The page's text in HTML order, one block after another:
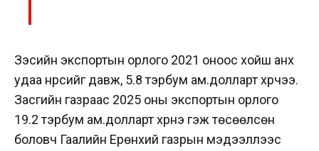
Зэсийн экспортын орлого 2021 оноос хойш анх
удаа нүүрсийг давж, 5.8 тэрбум ам.долларт хүрчээ.
Засгийн газраас 2025 оны экспортын орлого
19.2 тэрбум ам.долларт хүрнэ гэж төсөөлсөн
боловч Гаалийн Ерөнхий газрын мэдээллээс